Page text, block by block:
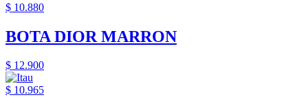
$ 10.880
BOTA DIOR MARRON
$ 12.900
$ 10.965